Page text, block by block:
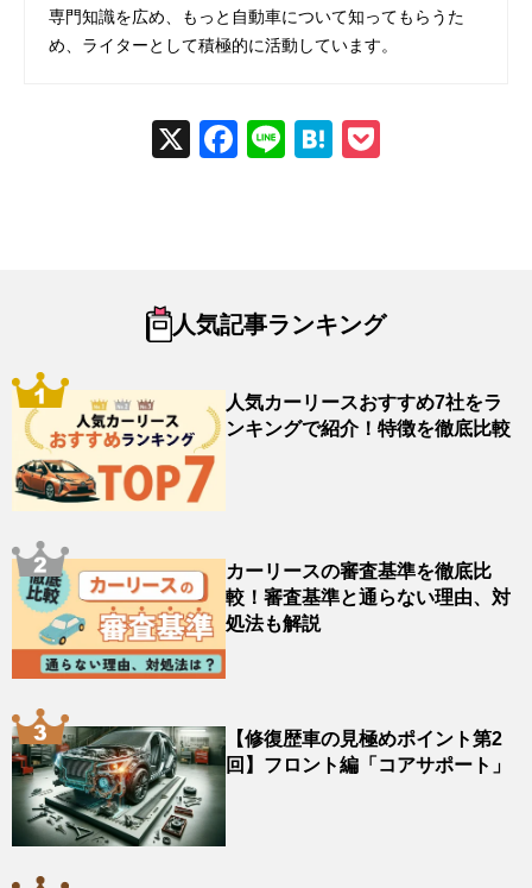
専門知識を広め、もっと自動車について知ってもらうた
め、ライターとして積極的に活動しています。
X
Fac
Line
Hat
人気記事ランキング
人気カーリースおすすめ7社をラ
ンキングで紹介！特徴を徹底比較
カーリースの審査基準を徹底比
較！審査基準と通らない理由、対
処法も解説
【修復歴車の見極めポイント第2
回】フロント編「コアサポート」